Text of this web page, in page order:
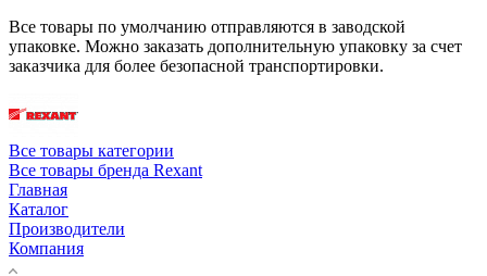
Все товары по умолчанию отправляются в заводской
упаковке. Можно заказать дополнительную упаковку за счет
заказчика для более безопасной транспортировки.
Все товары категории
Все товары бренда Rexant
Главная
Каталог
Производители
Компания